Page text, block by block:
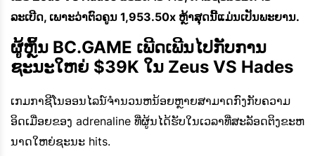
ລະເບີດ, ເພາະວ່າຕົວຄູນ 1,953.50x ຫຼ້າສຸດນີ້ແມ່ນເປັນພະຍານ.
ຜູ້ຫຼິ້ນ BC.GAME ເພີດເພີນໄປກັບການ
ຊະນະໃຫຍ່ $39K ໃນ Zeus VS Hades
ເກມກາຊີໂນອອນໄລນ໌ຈໍານວນຫນ້ອຍຫຼາຍສາມາດກົງກັບຄວາມ
ອິດເມື່ອຍຂອງ adrenaline ທີ່ຜູ້ນໄດ້ຮັບໃນເວລາທີ່ສະລັອດຕິງຂະຫ
ນາດໃຫຍ່ຊະນະ hits.